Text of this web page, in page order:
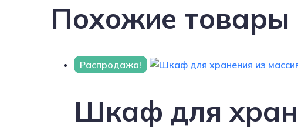
Похожие товары
Распродажа!
Шкаф для